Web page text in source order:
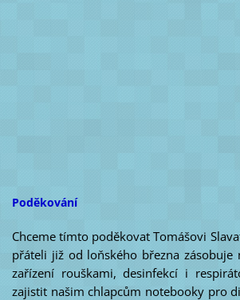
Poděkování
Chceme tímto poděkovat Tomášovi
přáteli již od loňského března zásobuje
zařízení rouškami, desinfekcí i
zajistit našim chlapcům notebooky pro